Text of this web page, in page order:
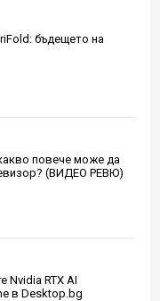
бъдещето на
повече може да
(ВИДЕО РЕВЮ)
Nvidia RTX AI
в Desktop.bg